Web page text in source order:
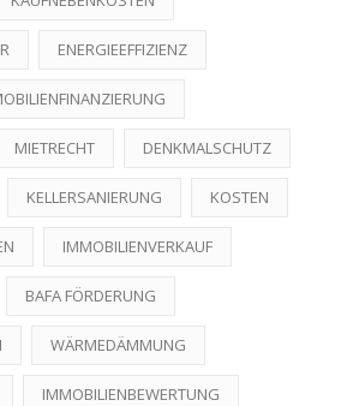
ENERGIEEFFIZIENZ
MIETRECHT DENKMALSCHUTZ
KELLERSANIERUNG KOSTEN
IMMOBILIENVERKAUF
BAFA FÖRDERUNG
WÄRMEDÄMMUNG
IMMOBILIENBEWERTUNG